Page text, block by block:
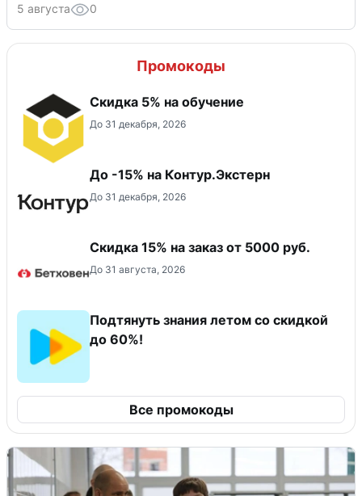
5 августа 0
Промокоды
Скидка 5% на обучение
До 31 декабря, 2026
До -15% на Контур.Экстерн
До 31 декабря, 2026
Скидка 15% на заказ от 5000 руб.
До 31 августа, 2026
Подтянуть знания летом со скидкой
до 60%!
Все промокоды